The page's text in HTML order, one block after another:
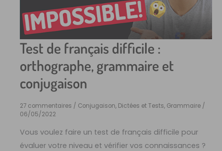
Test de français difficile :
orthographe, grammaire et
conjugaison
27 commentaires / Conjugaison, Dictées et Tests, Grammaire /
06/05/2022
Vous voulez faire un test de français difficile pour
évaluer votre niveau et vérifier vos connaissances ?